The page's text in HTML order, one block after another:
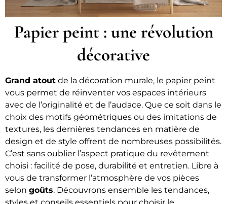
Papier peint : une révolution
décorative
Grand atout de la décoration murale, le papier peint
vous permet de réinventer vos espaces intérieurs
avec de l’originalité et de l’audace. Que ce soit dans le
choix des motifs géométriques ou des imitations de
textures, les dernières tendances en matière de
design et de style offrent de nombreuses possibilités.
C’est sans oublier l’aspect pratique du revêtement
choisi : facilité de pose, durabilité et entretien. Libre à
vous de transformer l’atmosphère de vos pièces
selon goûts. Découvrons ensemble les tendances,
styles et conseils essentiels pour choisir le